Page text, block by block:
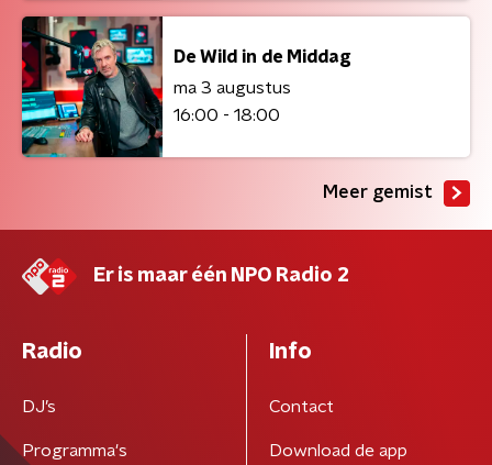
De Wild in de Middag
ma 3 augustus
16:00 - 18:00
Meer gemist
Er is maar één NPO Radio 2
Radio
DJ’s
Programma's
Info
Contact
Download de app